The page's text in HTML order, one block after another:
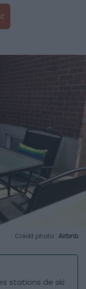
Crédit photo : Airbnb
stations de ski